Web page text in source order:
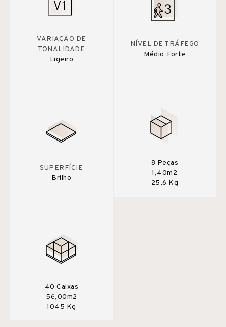
VARIAÇÃO DE
TONALIDADE
Ligeiro
NÍVEL DE TRÁFEGO
Médio-Forte
SUPERFÍCIE
Brilho
8 Peças
1,40m2
25,6 Kg
40 Caixas
56,00m2
1045 Kg